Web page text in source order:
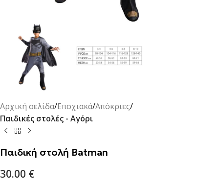
Αρχική σελίδα Εποχιακά Απόκριες
Παιδικές στολές - Αγόρι
Παιδική στολή Batman
30.00 €